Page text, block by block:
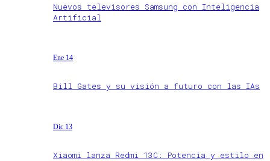
Nuevos televisores Samsung con Inteligencia
Artificial
Ene 14
Bill Gates y su visión a futuro con las IAs
Dic 13
Xiaomi lanza Redmi 13C: Potencia y estilo en